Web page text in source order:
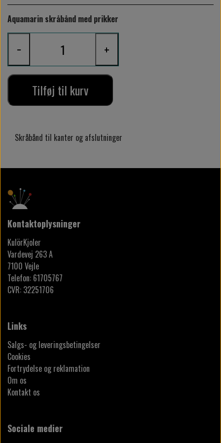
Aquamarin skråbånd med prikker
− +
Tilføj til kurv
Skråbånd til kanter og afslutninger
Kontaktoplysninger
KulörKjoler
Vardevej 263 A
7100 Vejle
Telefon: 61705767
CVR: 32251706
Links
Salgs- og leveringsbetingelser
Cookies
Fortrydelse og reklamation
Om os
Kontakt os
Sociale medier